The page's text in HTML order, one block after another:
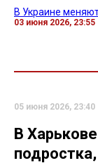
В Украине
03 июня 2026, 23:55
05 июня 2026, 23:40
В